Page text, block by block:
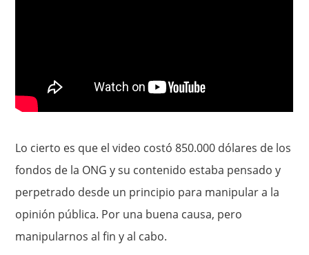
Lo cierto es que el video costó 850.000 dólares de los
fondos de la ONG y su contenido estaba pensado y
perpetrado desde un principio para manipular a la
opinión pública. Por una buena causa, pero
manipularnos al fin y al cabo.